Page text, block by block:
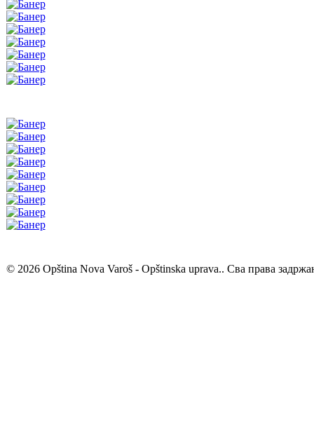
© 2026 Opština Nova Varoš - Opštinska uprava.. Сва права